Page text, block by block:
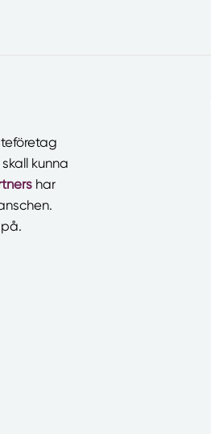
kunna
har